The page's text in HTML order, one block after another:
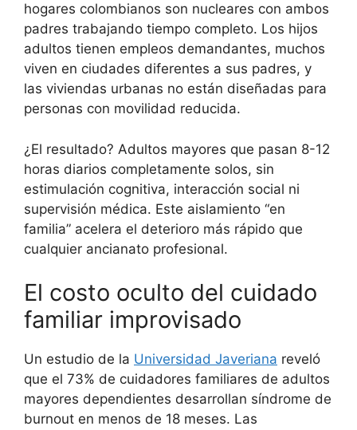
hogares colombianos son nucleares con ambos
padres trabajando tiempo completo. Los hijos
adultos tienen empleos demandantes, muchos
viven en ciudades diferentes a sus padres, y
las viviendas urbanas no están diseñadas para
personas con movilidad reducida.
¿El resultado? Adultos mayores que pasan 8-12
horas diarios completamente solos, sin
estimulación cognitiva, interacción social ni
supervisión médica. Este aislamiento “en
familia” acelera el deterioro más rápido que
cualquier ancianato profesional.
El costo oculto del cuidado
familiar improvisado
Un estudio de la Universidad Javeriana reveló
que el 73% de cuidadores familiares de adultos
mayores dependientes desarrollan síndrome de
burnout en menos de 18 meses. Las